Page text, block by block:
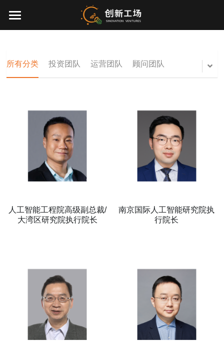
最新动态
团队介绍
创业服务
环境、社会与治理
加入我们
零一万物
所有分类 投资团队 运营团队 顾问团队
人工智能工程院高级副总裁/
大湾区研究院执行院长
南京国际人工智能研究院执
行院长
博客分类